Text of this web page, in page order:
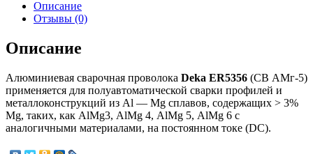
Deka
ER5356
Описание
Отзывы (0)
Описание
Алюминиевая сварочная проволока Deka ER5356 (СВ АМг-5)
применяется для полуавтоматической сварки профилей и
металлоконструкций из Аl — Мg сплавов, содержащих > 3%
Мg, таких, как АlМg3, АlМg 4, АlМg 5, АlМg 6 с
аналогичными материалами, на постоянном токе (DC).